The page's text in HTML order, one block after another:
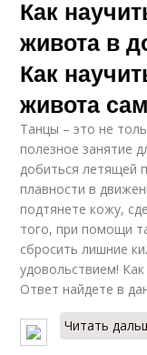
Как
живота в
Как
живота
Танцы – это не
полезное занятие
добиться летящей
плавности в
подтянете кожу,
того, при помощи
сбросить лишние
удовольствием!
Ответ найдете в
Читать